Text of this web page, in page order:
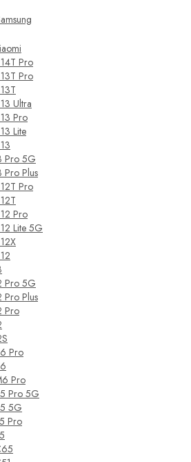
Pro
Pro
Ultra
Pro
Lite
Pro 5G
Pro Plus
Pro
Pro
Lite 5G
Pro 5G
Pro Plus
Pro
Pro
Pro
Pro 5G
5G
Pro